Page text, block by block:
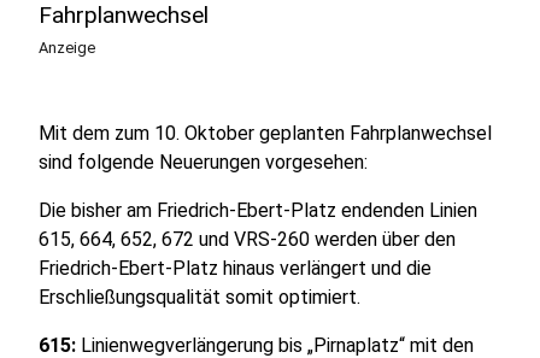
Fahrplanwechsel
Anzeige
Mit dem zum 10. Oktober geplanten Fahrplanwechsel
sind folgende Neuerungen vorgesehen:
Die bisher am Friedrich-Ebert-Platz endenden Linien
615, 664, 652, 672 und VRS-260 werden über den
Friedrich-Ebert-Platz hinaus verlängert und die
Erschließungsqualität somit optimiert.
615: Linienwegverlängerung bis „Pirnaplatz“ mit den